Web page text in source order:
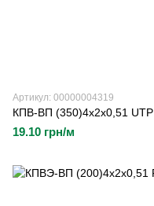
Артикул: 00000004319
КПВ-ВП (350)4х2х0,51 UTP
19.10 грн/м